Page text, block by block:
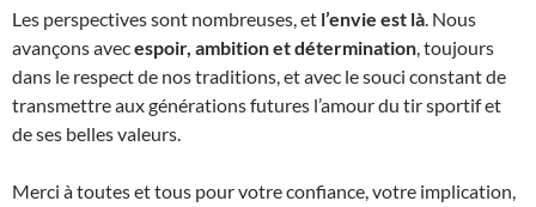
Les perspectives sont nombreuses, et l’envie est là. Nous
avançons avecespoir, ambition et détermination, toujours
dans le respect de nos traditions, et avec le souci constant de
transmettre aux générations futures l’amour du tir sportif et
de ses belles valeurs.
Merci à toutes et tous pour votre confiance, votre implication,